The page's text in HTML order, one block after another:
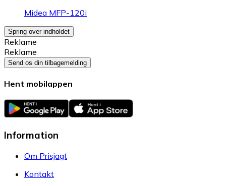
Midea MFP-120i
Spring over indholdet
Reklame
Reklame
Send os din tilbagemelding
Hent mobilappen
Information
Om Prisjagt
Kontakt